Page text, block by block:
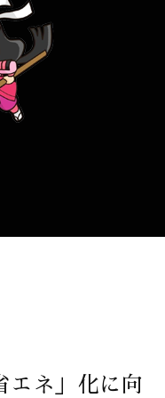
エネ」化に向